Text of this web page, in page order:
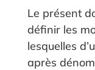
Le présent
définir les
lesquelles
après